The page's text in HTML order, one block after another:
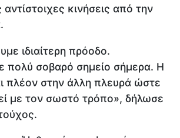
κινήσεις από την
ιδιαίτερη πρόοδο.
πολύ σοβαρό σημείο σήμερα. Η
πλέον στην άλλη πλευρά ώστε
με τον σωστό τρόπο», δήλωσε